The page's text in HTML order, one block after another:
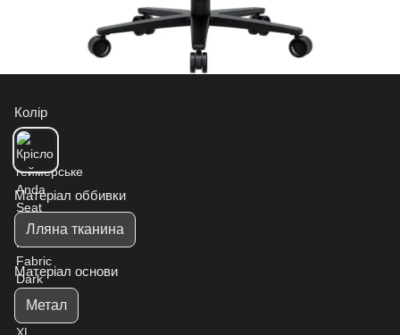
Колір
Матеріал оббивки
Лляна тканина
Матеріал основи
Метал